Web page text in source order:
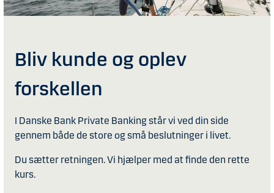
Bliv kunde og oplev
forskellen
I Danske Bank Private Banking står vi ved din side
gennem både de store og små beslutninger i livet.
Du sætter retningen. Vi hjælper med at finde den rette
kurs.